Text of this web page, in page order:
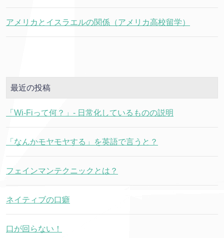
アメリカとイスラエルの関係（アメリカ高校留学）
最近の投稿
「Wi-Fiって何？」- 日常化しているものの説明
「なんかモヤモヤする」を英語で言うと？
フェインマンテクニックとは？
ネイティブの口癖
口が回らない！